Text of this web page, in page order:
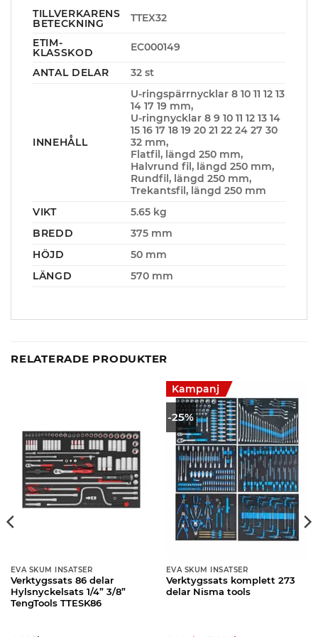
TILLVERKARENS
BETECKNING
TTEX32
ETIM-
KLASSKOD
EC000149
ANTAL DELAR 32 st
INNEHÅLL
U-ringspärrnycklar 8 10 11 12 13
14 17 19 mm,
U-ringnycklar 8 9 10 11 12 13 14
15 16 17 18 19 20 21 22 24 27 30
32 mm,
Flatfil, längd 250 mm,
Halvrund fil, längd 250 mm,
Rundfil, längd 250 mm,
Trekantsfil, längd 250 mm
VIKT
5.65 kg
BREDD
375 mm
HÖJD
50 mm
LÄNGD
570 mm
RELATERADE PRODUKTER
EVA SKUM INSATSER
Verktygssats 86 delar
Hylsnyckelsats 1/4” 3/8”
TengTools TTESK86
-25%
Kampanj
EVA SKUM INSATSER
Verktygssats komplett 273
delar Nisma tools